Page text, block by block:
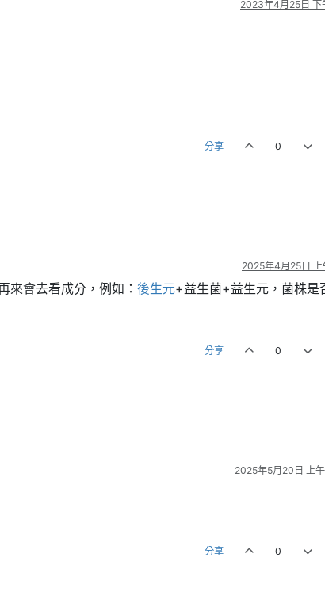
2023年4月25日 下
分享 0
2025年4月25日 上
來會去看成分，例如： 後生元+益生菌+益生元，菌株是
分享 0
2025年5月20日 上
分享 0